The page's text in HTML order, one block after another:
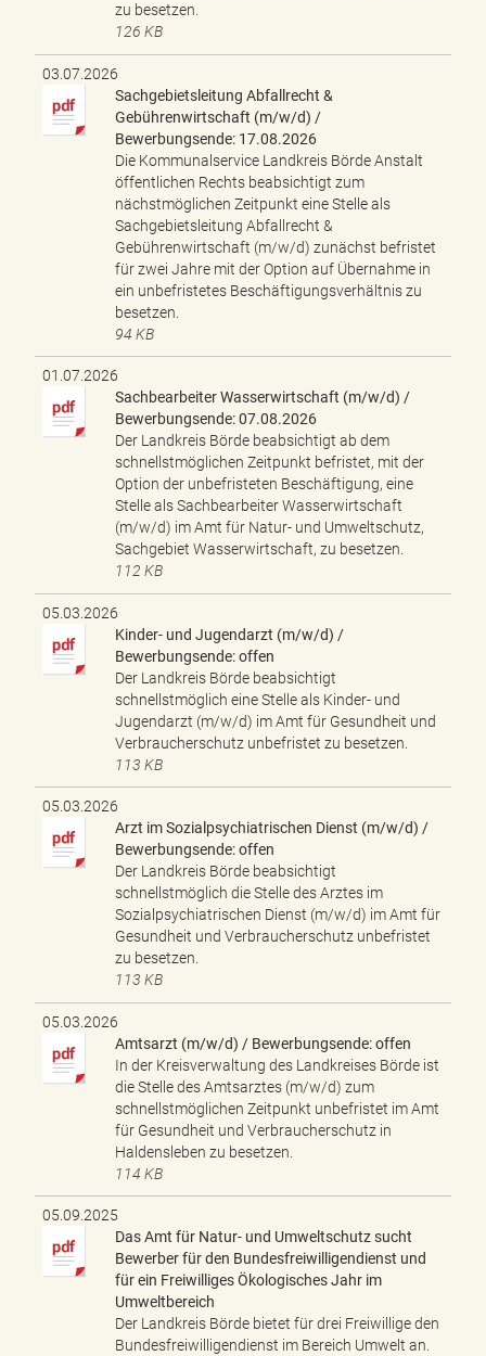
zu besetzen.
126 KB
03.07.2026
Sachgebietsleitung Abfallrecht &
Gebührenwirtschaft (m/w/d) /
Bewerbungsende: 17.08.2026
Die Kommunalservice Landkreis Börde Anstalt
öffentlichen Rechts beabsichtigt zum
nächstmöglichen Zeitpunkt eine Stelle als
Sachgebietsleitung Abfallrecht &
Gebührenwirtschaft (m/w/d) zunächst befristet
für zwei Jahre mit der Option auf Übernahme in
ein unbefristetes Beschäftigungsverhältnis zu
besetzen.
94 KB
01.07.2026
Sachbearbeiter Wasserwirtschaft (m/w/d) /
Bewerbungsende: 07.08.2026
Der Landkreis Börde beabsichtigt ab dem
schnellstmöglichen Zeitpunkt befristet, mit der
Option der unbefristeten Beschäftigung, eine
Stelle als Sachbearbeiter Wasserwirtschaft
(m/w/d) im Amt für Natur- und Umweltschutz,
Sachgebiet Wasserwirtschaft, zu besetzen.
112 KB
05.03.2026
Kinder- und Jugendarzt (m/w/d) /
Bewerbungsende: offen
Der Landkreis Börde beabsichtigt
schnellstmöglich eine Stelle als Kinder- und
Jugendarzt (m/w/d) im Amt für Gesundheit und
Verbraucherschutz unbefristet zu besetzen.
113 KB
05.03.2026
Arzt im Sozialpsychiatrischen Dienst (m/w/d) /
Bewerbungsende: offen
Der Landkreis Börde beabsichtigt
schnellstmöglich die Stelle des Arztes im
Sozialpsychiatrischen Dienst (m/w/d) im Amt für
Gesundheit und Verbraucherschutz unbefristet
zu besetzen.
113 KB
05.03.2026
Amtsarzt (m/w/d) / Bewerbungsende: offen
In der Kreisverwaltung des Landkreises Börde ist
die Stelle des Amtsarztes (m/w/d) zum
schnellstmöglichen Zeitpunkt unbefristet im Amt
für Gesundheit und Verbraucherschutz in
Haldensleben zu besetzen.
114 KB
05.09.2025
Das Amt für Natur- und Umweltschutz sucht
Bewerber für den Bundesfreiwilligendienst und
für ein Freiwilliges Ökologisches Jahr im
Umweltbereich
Der Landkreis Börde bietet für drei Freiwillige den
Bundesfreiwilligendienst im Bereich Umwelt an.